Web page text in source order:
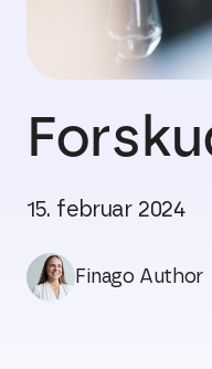
15. februar 2024
Finago Author